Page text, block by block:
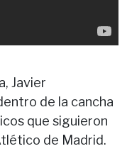
Javier
de la cancha
que siguieron
de Madrid.